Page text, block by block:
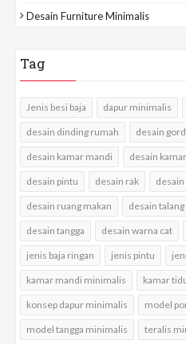
Desain Furniture Minimalis
Tag
Jenis besi baja dapur minimalis
desain dinding rumah desain
desain kamar mandi desain
desain pintu desain rak
desain ruang makan desain
desain tangga desain warna cat
jenis baja ringan jenis pintu
kamar mandi minimalis kamar
konsep dapur minimalis model
model tangga minimalis teralis